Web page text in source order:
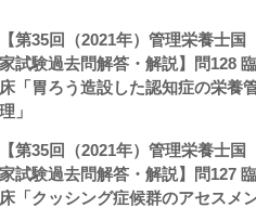
【第35回（2021年）管理栄養士国
家試験過去問解答・解説】問128 臨
床「胃ろう造設した認知症の栄養
理」
【第35回（2021年）管理栄養士国
家試験過去問解答・解説】問127 臨
床「クッシング症候群のアセスメ